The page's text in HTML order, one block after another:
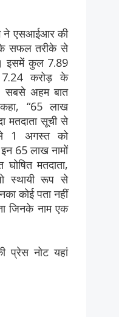
ने एसआईआर की
के सफल तरीके से
इसमें कुल 7.89
करोड़ के
सबसे अहम बात
“65 लाख
मतदाता सूची से
1 अगस्त को
65 लाख नामों
मतदाता,
स्थायी रूप से
कोई पता नहीं
जिनके नाम एक
प्रेस नोट यहां